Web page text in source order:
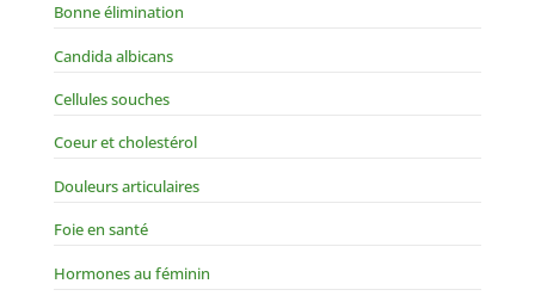
Bonne élimination
Candida albicans
Cellules souches
Coeur et cholestérol
Douleurs articulaires
Foie en santé
Hormones au féminin